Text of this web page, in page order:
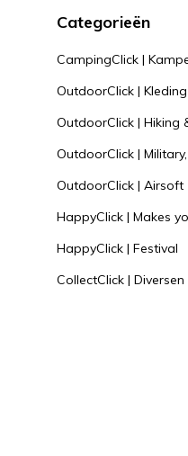
Categorieën
CampingClick |
OutdoorClick | Kleding
OutdoorClick | Hiking
OutdoorClick |
OutdoorClick | Airsoft
HappyClick | Makes
HappyClick | Festival
CollectClick | Diversen